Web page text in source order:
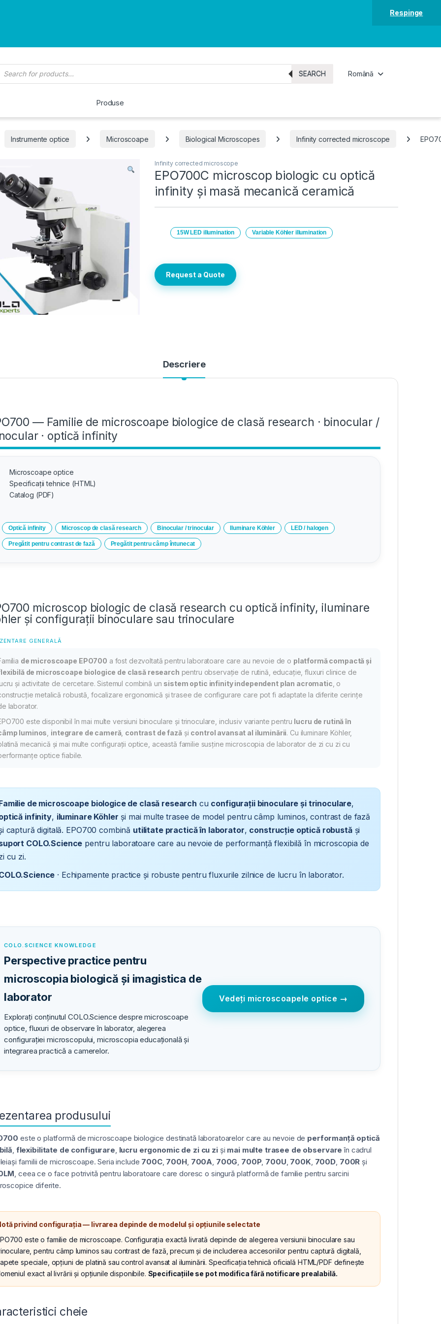
Respinge
search
SEARCH Română
Produse
Instrumente optice Microscoape Biological Microscopes Infinity corrected microscope
Infinity corrected microscope
EPO700C microscop biologic cu optică
infinity și masă mecanică ceramică
15W LED illumination Variable Köhler illumination
Request a Quote
Descriere
— Familie de microscoape biologice de clasă research · binocular /
· optică infinity
Microscoape optice
Specificații tehnice (HTML)
Catalog (PDF)
Optică infinity Microscop de clasă research Binocular / trinocular Iluminare Köhler LED / halogen
Pregătit pentru contrast de fază Pregătit pentru câmp întunecat
microscop biologic de clasă research cu optică infinity, iluminare
și configurații binoculare sau trinoculare
GENERALĂ
de microscoape EPO700 a fost dezvoltată pentru laboratoare care au nevoie de o platformă compactă și
de microscoape biologice de clasă research pentru observație de rutină, educație, fluxuri clinice de
și activitate de cercetare. Sistemul combină un sistem optic infinity independent plan acromatic , o
metalică robustă, focalizare ergonomică și trasee de configurare care pot fi adaptate la diferite cerințe
laborator.
este disponibil în mai multe versiuni binoculare și trinoculare, inclusiv variante pentru lucru de rutină în
luminos integrare de cameră, contrast de fazăși control avansat al iluminării. Cu iluminare Köhler,
mecanică și mai multe configurații optice, această familie susține microscopia de laborator de zi cu zi cu
optice fiabile.
de microscoape biologice de clasă research cu configurații binoculare și trinoculare,
infinity, iluminare Köhler și mai multe trasee de model pentru câmp luminos, contrast de fază
captură digitală. EPO700 combină utilitate practică în laborator, construcție optică robustăși
COLO.Science pentru laboratoare care au nevoie de performanță flexibilă în microscopia de
cu zi.
· Echipamente practice și robuste pentru fluxurile zilnice de lucru în laborator.
COLO.SCIENCE KNOWLEDGE
Perspective practice pentru
microscopia biologică și imagistica de
laborator
Explorați conținutul COLO.Science despre microscoape
optice, fluxuri de observare în laborator, alegerea
configurației microscopului, microscopia educațională și
integrarea practică a camerelor.
Vedeți microscoapele optice →
produsului
este o platformă de microscoape biologice destinată laboratoarelor care au nevoie de performanță optică
flexibilitate de configurare lucru ergonomic de zi cu ziși mai multe trasee de observare în cadrul
familii de microscoape. Seria include 700C, 700H, 700A 700G 700P, 700U 700K 700D 700R și
, ceea ce o face potrivită pentru laboratoare care doresc o singură platformă de familie pentru sarcini
diferite.
privind configurația — livrarea depinde de modelul și opțiunile selectate
este o familie de microscoape. Configurația exactă livrată depinde de alegerea versiunii binoculare sau
pentru câmp luminos sau contrast de fază, precum și de includerea accesoriilor pentru captură digitală,
speciale, opțiuni de platină sau control avansat al iluminării. Specificația tehnică oficială HTML/PDF definește
exact al livrării și opțiunile disponibile. Specificațiile se pot modifica fără notificare prealabilă.
cheie